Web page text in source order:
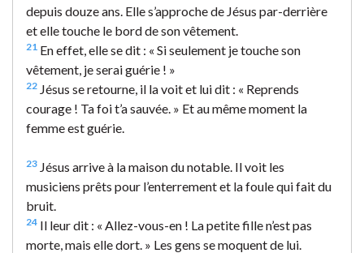
depuis douze ans. Elle s’approche de Jésus par-derrière
et elle touche le bord de son vêtement.
21 En effet, elle se dit : « Si seulement je touche son
vêtement, je serai guérie ! »
22 Jésus se retourne, il la voit et lui dit : « Reprends
courage ! Ta foi t’a sauvée. » Et au même moment la
femme est guérie.
23 Jésus arrive à la maison du notable. Il voit les
musiciens prêts pour l’enterrement et la foule qui fait du
bruit.
24 Il leur dit : « Allez-vous-en ! La petite fille n’est pas
morte, mais elle dort. » Les gens se moquent de lui.